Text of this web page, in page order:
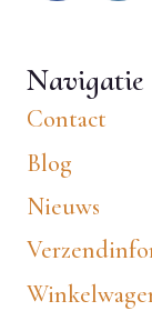
Navigatie
Contact
Blog
Nieuws